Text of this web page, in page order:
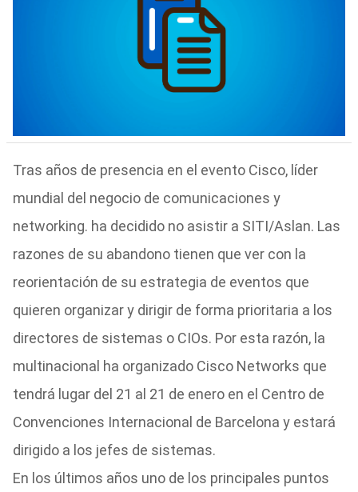
Tras años de presencia en el evento Cisco, líder
mundial del negocio de comunicaciones y
networking. ha decidido no asistir a SITI/Aslan. Las
razones de su abandono tienen que ver con la
reorientación de su estrategia de eventos que
quieren organizar y dirigir de forma prioritaria a los
directores de sistemas o CIOs. Por esta razón, la
multinacional ha organizado Cisco Networks que
tendrá lugar del 21 al 21 de enero en el Centro de
Convenciones Internacional de Barcelona y estará
dirigido a los jefes de sistemas.
En los últimos años uno de los principales puntos